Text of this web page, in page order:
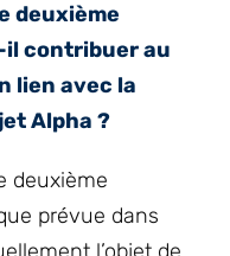
deuxième
contribuer au
lien avec la
Alpha ?
deuxième
prévue dans